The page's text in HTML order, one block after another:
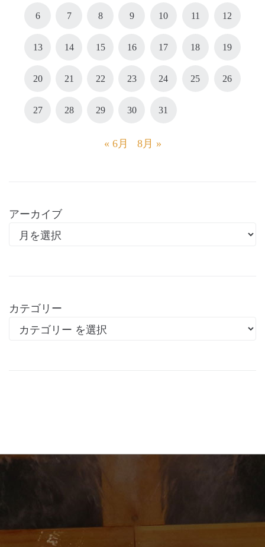
6 7 8 9 10 11 12
13 14 15 16 17 18 19
20 21 22 23 24 25 26
27 28 29 30 31
« 6月 8月 »
アーカイブ
カテゴリー